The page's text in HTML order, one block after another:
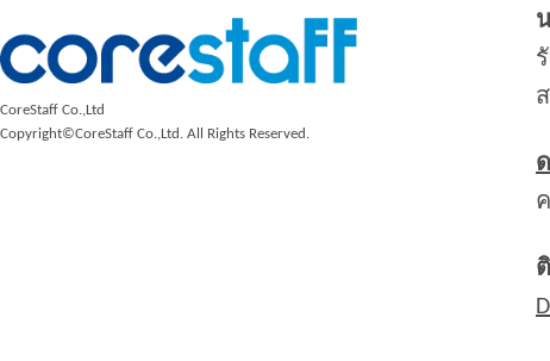
CoreStaff Co.,Ltd
Copyright©CoreStaff Co.,Ltd. All Rights Reserved.